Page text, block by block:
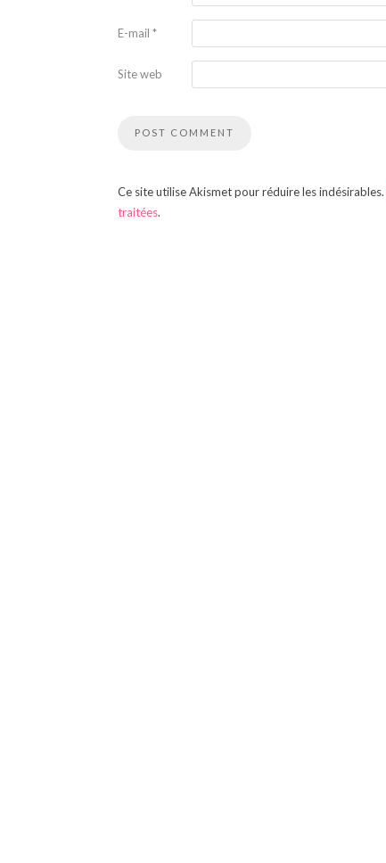
E-mail *
Site web
Ce site utilise Akismet pour réduire les indésirables.
traitées.